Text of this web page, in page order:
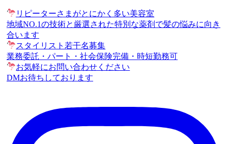
リピーターさまがとにかく多い美容室
地域NO.1の技術と厳選された特別な薬剤で髪の悩みに向き
合います
スタイリスト若干名募集
業務委託・パート・社会保険完備・時短勤務可
お気軽にお問い合わせください
DMお待ちしております